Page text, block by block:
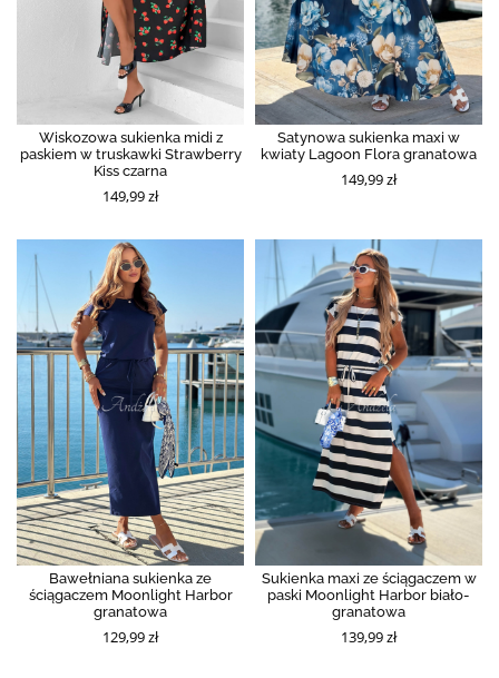
Wiskozowa sukienka midi z
paskiem w truskawki Strawberry
Kiss czarna
149,99 zł
Satynowa sukienka maxi w
kwiaty Lagoon Flora granatowa
149,99 zł
Bawełniana sukienka ze
ściągaczem Moonlight Harbor
granatowa
129,99 zł
Sukienka maxi ze ściągaczem w
paski Moonlight Harbor biało-
granatowa
139,99 zł